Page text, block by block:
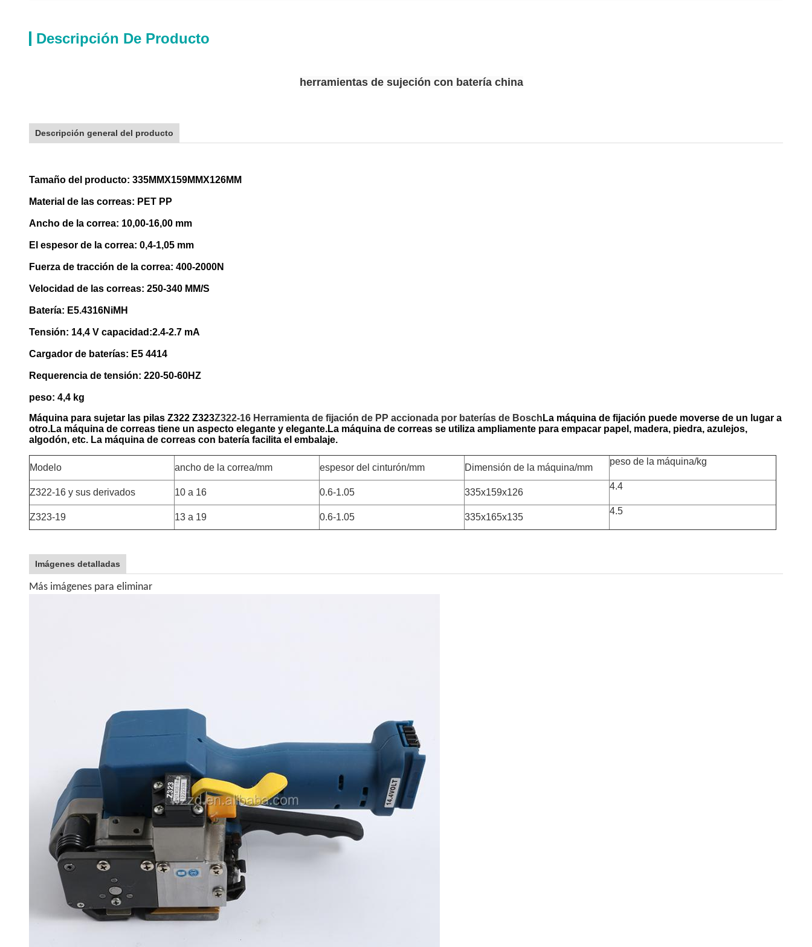
Descripción De Producto
herramientas de sujeción con batería china
Descripción general del producto
Tamaño del producto: 335MMX159MMX126MM
Material de las correas: PET PP
Ancho de la correa: 10,00-16,00 mm
El espesor de la correa: 0,4-1,05 mm
Fuerza de tracción de la correa: 400-2000N
Velocidad de las correas: 250-340 MM/S
Batería: E5.4316NiMH
Tensión: 14,4 V capacidad:2.4-2.7 mA
Cargador de baterías: E5 4414
Requerencia de tensión: 220-50-60HZ
peso: 4,4 kg
Máquina para sujetar las pilas Z322 Z323Z322-16 Herramienta de fijación de PP accionada por baterías de Bosch La máquina de fijación puede moverse de un lugar a
otro.La máquina de correas tiene un aspecto elegante y elegante.La máquina de correas se utiliza ampliamente para empacar papel, madera, piedra, azulejos,
algodón, etc. La máquina de correas con batería facilita el embalaje.
Modelo ancho de la correa/mm espesor del cinturón/mm Dimensión de la máquina/mm
peso de la máquina/kg
Z322-16 y sus derivados 10 a 16 0.6-1.05 335x159x126
4.4
Z323-19 13 a 19 0.6-1.05 335x165x135
4.5
Imágenes detalladas
Más imágenes para eliminar